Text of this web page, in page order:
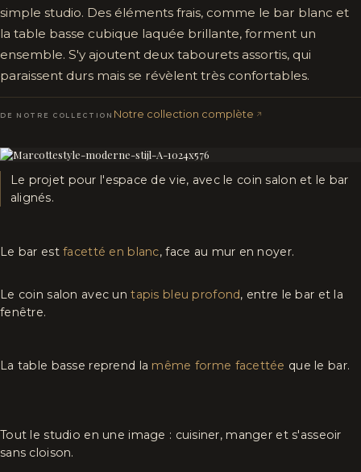
simple studio. Des éléments frais, comme le bar blanc et
la table basse cubique laquée brillante, forment un
ensemble. S'y ajoutent deux tabourets assortis, qui
paraissent durs mais se révèlent très confortables.
DE NOTRE COLLECTION Notre collection complète
Le projet pour l'espace de vie, avec le coin salon et le bar
alignés.
Le bar estfacetté en blanc, face au mur en noyer.
Le coin salon avec untapis bleu profond, entre le bar et la
fenêtre.
La table basse reprend la même forme facettée que le bar.
Tout le studio en une image : cuisiner, manger et s'asseoir
sans cloison.